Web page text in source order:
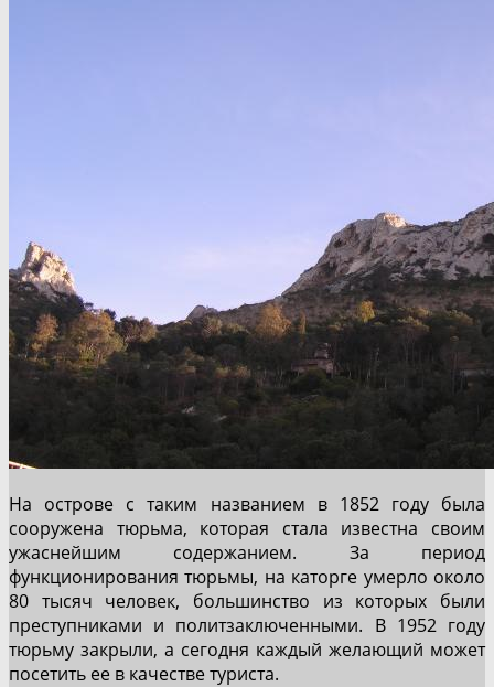
На острове с таким названием в 1852 году была
сооружена тюрьма, которая стала известна своим
ужаснейшим содержанием. За период
функционирования тюрьмы, на каторге умерло около
80 тысяч человек, большинство из которых были
преступниками и политзаключенными. В 1952 году
тюрьму закрыли, а сегодня каждый желающий может
посетить ее в качестве туриста.